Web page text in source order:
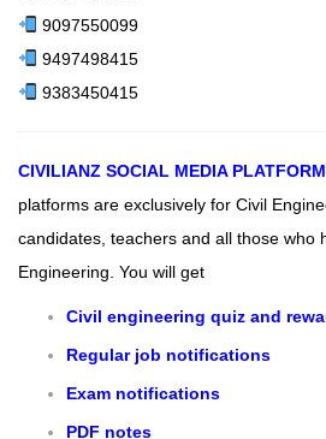
9097550099
9497498415
9383450415
CIVILIANZ SOCIAL MEDIA
platforms are exclusively for Civil
candidates, teachers and all those who
Engineering. You will get
Civil engineering quiz and
Regular job notifications
Exam notifications
PDF notes